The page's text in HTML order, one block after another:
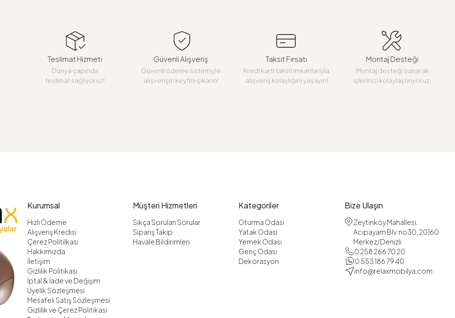
Teslimat Hizmeti
Dünya çapında
teslimat sağlıyoruz!
Güvenli Alışveriş
Güvenli ödeme sistemiyle
alışverişin keyfini çıkarın!
Taksit Fırsatı
Kredi kartı taksit imkanlarıyla
alışveriş kolaylığını yaşayın!
Montaj Desteği
Montaj desteği sunarak
işlerinizi kolaylaştırıyoruz.
Kurumsal
Hızlı Ödeme
Alışveriş Kredisi
Çerez Politilkası
Hakkımızda
İletişim
Gizlilik Politikası
İptal & İade ve Değişim
Üyelik Sözleşmesi
Mesafeli Satış Sözleşmesi
Gizlilik ve Çerez Politikası
Müşteri Hizmetleri
Sıkça Sorulan Sorular
Sipariş Takip
Havale Bildirimleri
Kategoriler
Oturma Odası
Yatak Odası
Yemek Odası
Genç Odası
Dekorasyon
Bize Ulaşın
Zeytinköy Mahallesi,
Acıpayam Blv. no30, 20160
Merkez/Denizli
0 258 266 70 20
0 553 186 79 40
info@relaxmobilya.com